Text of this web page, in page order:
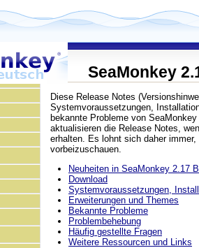
SeaMonkey
Diese Release Notes
Systemvoraussetzungen,
bekannte Probleme von
aktualisieren die Release Notes,
erhalten. Es lohnt sich daher
vorbeizuschauen.
Neuheiten in SeaMonkey 2.17
Download
Systemvoraussetzungen,
Erweiterungen und Themes
Bekannte Probleme
Problembehebung
Häufig gestellte Fragen
Weitere Ressourcen und Links